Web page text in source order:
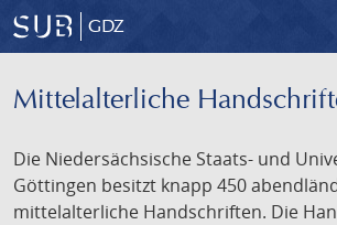
GDZ
Mittelalterliche
Die Niedersächsische Staats- und
Göttingen besitzt knapp 450
mittelalterliche Handschriften. Die